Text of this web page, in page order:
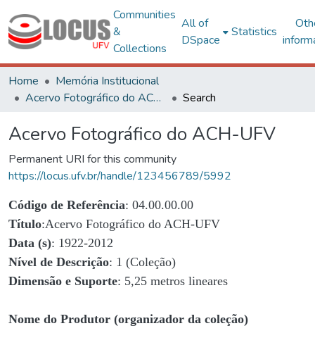
Communities
&
Collections
All of
DSpace
Statistics
Home
Memória Institucional
Acervo Fotográfico do ACH-UFV
Search
Acervo Fotográfico do ACH-UFV
Permanent URI for this community
https://locus.ufv.br/handle/123456789/5992
Código de Referência: 04.00.00.00
Título:Acervo Fotográfico do ACH-UFV
Data (s): 1922-2012
Nível de Descrição: 1 (Coleção)
Dimensão e Suporte: 5,25 metros lineares
Nome do Produtor (organizador da coleção)